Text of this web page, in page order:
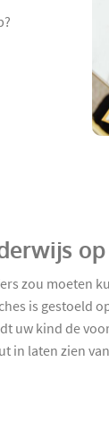
zou moeten
is gestoeld
uw kind de
in laten zien